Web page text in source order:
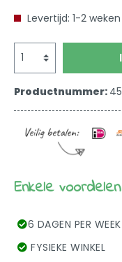
Levertijd: 1-2 weken
Productnummer:
Enkele voordelen
6 DAGEN PER WEEK
FYSIEKE WINKEL